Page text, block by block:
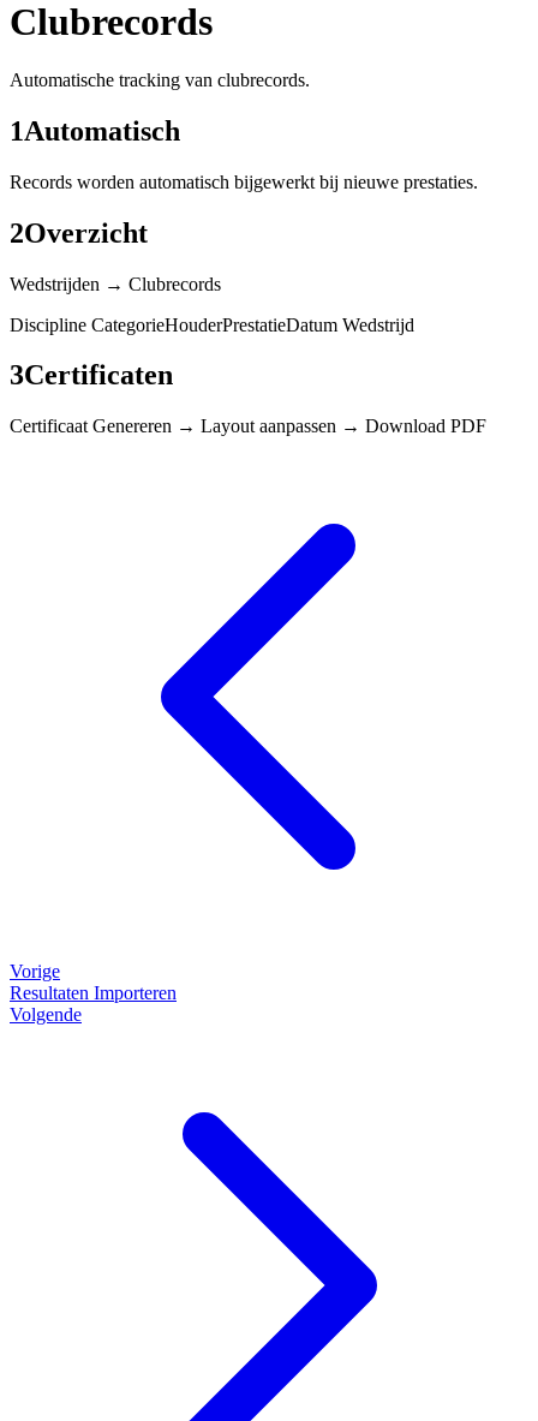
Clubrecords
Automatische tracking van clubrecords.
1Automatisch
Records worden automatisch bijgewerkt bij nieuwe prestaties.
2Overzicht
Wedstrijden → Clubrecords
Discipline CategorieHouderPrestatieDatum Wedstrijd
3Certificaten
Certificaat Genereren → Layout aanpassen → Download PDF
Vorige
Resultaten Importeren
Volgende